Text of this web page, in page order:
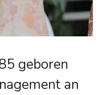
geboren
an